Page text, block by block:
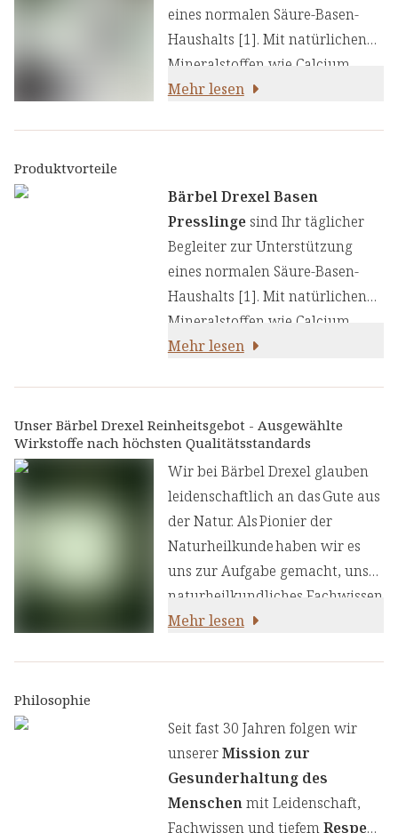
eines normalen Säure-Basen-
Haushalts [1]. Mit natürlichen
Mineralstoffen wie Calcium,
Magnesium und Zink sowie den
Mehr lesen
Produktvorteile
Bärbel Drexel Basen
Presslingesind Ihr täglicher
Begleiter zur Unterstützung
eines normalen Säure-Basen-
Haushalts [1]. Mit natürlichen
Mineralstoffen wie Calcium,
Magnesium und Zink sowie den
Mehr lesen
Unser Bärbel Drexel Reinheitsgebot - Ausgewählte
Wirkstoffe nach höchsten Qualitätsstandards
Wir bei Bärbel Drexel glauben
leidenschaftlich an das Gute aus
der Natur. Als Pionier der
Naturheilkunde haben wir es
uns zur Aufgabe gemacht, unser
naturheilkundliches Fachwissen
und unsere Erfahrung mit den
Wir legen großen Wert auf
einen genauen Auswahlprozess
unserer Inhaltsstoffe, um Ihnen
sorgfältig zusammengestellte
Produkte zu liefern. Wir nutzen
Mehr lesen
Philosophie
Seit fast 30 Jahren folgen wir
unsererMission zur
Gesunderhaltung des
Menschenmit Leidenschaft,
Fachwissen und tiefemRespekt